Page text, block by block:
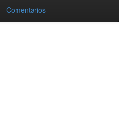
- Comentarios